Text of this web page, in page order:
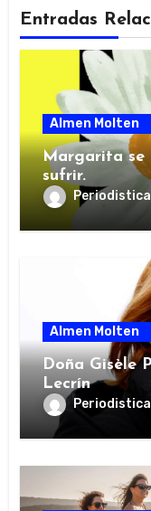
Entradas
Almen Molten
Margarita se
sufrir.
Almen Molten
Doña Gisèle
Lecrín